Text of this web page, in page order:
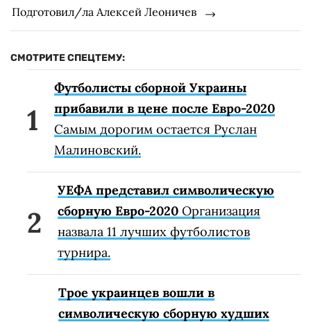
Подготовил/ла Алексей Леоничев
СМОТРИТЕ СПЕЦТЕМУ:
Футболисты сборной Украины
прибавили в цене после Евро-2020
Самым дорогим остается Руслан
Малиновский.
УЕФА представил символическую
сборную Евро-2020 Организация
назвала 11 лучших футболистов
турнира.
Трое украинцев вошли в
символическую сборную худших